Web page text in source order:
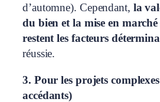
d’automne). Cependant, la
du bien et la mise en
restent les facteurs
réussie.
3. Pour les projets
accédants)